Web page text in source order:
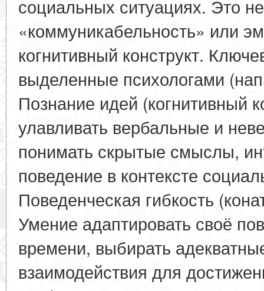
социальных ситуациях. Это
«коммуникабельность» или
когнитивный конструкт.
выделенные психологами
Познание идей (когнитивный
улавливать вербальные и
понимать скрытые смыслы,
поведение в контексте
Поведенческая гибкость
Умение адаптировать своё
времени, выбирать
взаимодействия для